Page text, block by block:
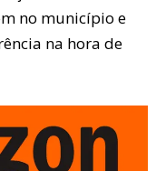
no município e
na hora de